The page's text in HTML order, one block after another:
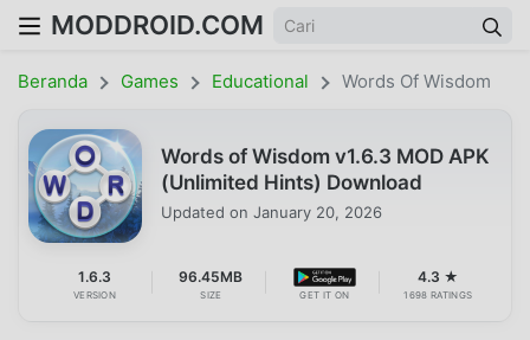
MODDROID.COM
Beranda Games Educational Words Of Wisdom
Words of Wisdom v1.6.3 MOD APK
(Unlimited Hints) Download
Updated on January 20, 2026
1.6.3
VERSION
96.45MB
SIZE GET IT ON
4.3 ★
1698 RATINGS